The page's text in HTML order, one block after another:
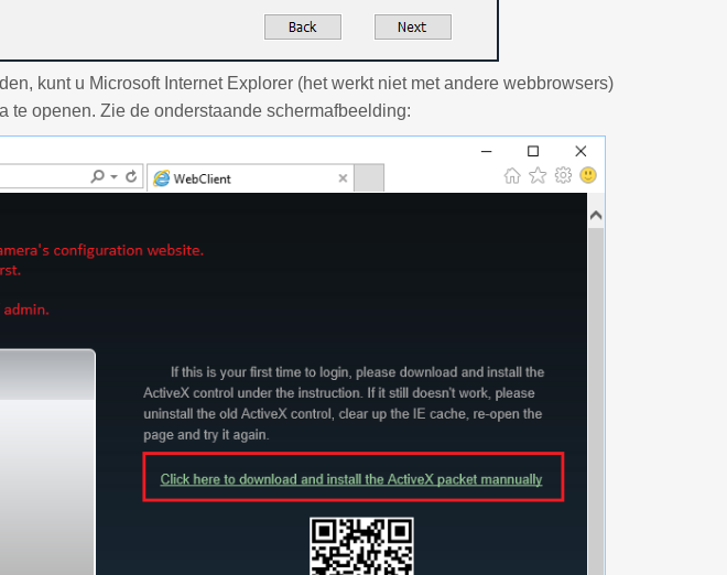
kunt u Microsoft Internet Explorer (het werkt niet met andere webbrowsers)
te openen. Zie de onderstaande schermafbeelding: